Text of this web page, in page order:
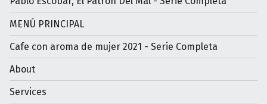
MENÚ PRINCIPAL
Cafe con aroma de mujer 2021 - Serie Completa
About
Services